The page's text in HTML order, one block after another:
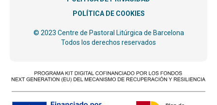
POLÍTICA DE COOKIES
© 2023 Centre de Pastoral Litúrgica de Barcelona
Todos los derechos reservados